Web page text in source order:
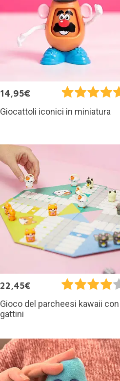
14,95€
Giocattoli iconici in miniatura
22,45€
Gioco del parcheesi kawaii con
gattini